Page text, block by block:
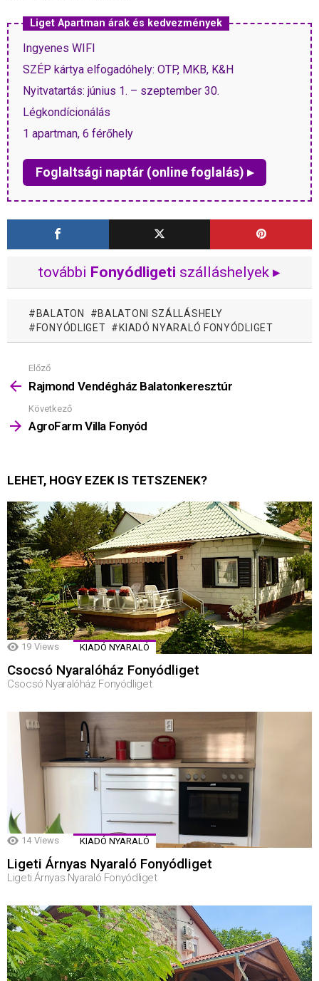
Liget Apartman árak és kedvezmények
Ingyenes WIFI
SZÉP kártya elfogadóhely: OTP, MKB, K&H
Nyitvatartás: június 1. – szeptember 30.
Légkondícionálás
1 apartman, 6 férőhely
Foglaltsági naptár (online foglalás) ▸
további Fonyódligeti szálláshelyek ▸
BALATON
BALATONI SZÁLLÁSHELY
FONYÓDLIGET
KIADÓ NYARALÓ FONYÓDLIGET
Mutass
többet
Előző
Rajmond Vendégház Balatonkeresztúr
Következő
AgroFarm Villa Fonyód
LEHET, HOGY EZEK IS TETSZENEK?
19 Views KIADÓ NYARALÓ
Csocsó Nyaralóház Fonyódliget
Csocsó Nyaralóház Fonyódliget
14 Views KIADÓ NYARALÓ
Ligeti Árnyas Nyaraló Fonyódliget
Ligeti Árnyas Nyaraló Fonyódliget